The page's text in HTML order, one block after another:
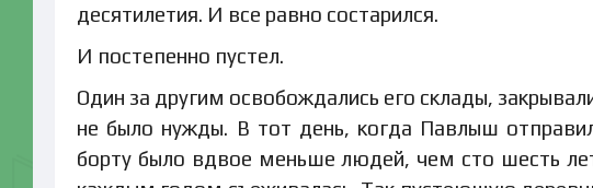
десятилетия. И все равно состарился.
И постепенно пустел.
Один за другим освобождались его склады,
не было нужды. В тот день, когда Павлыш
борту было вдвое меньше людей, чем сто шесть